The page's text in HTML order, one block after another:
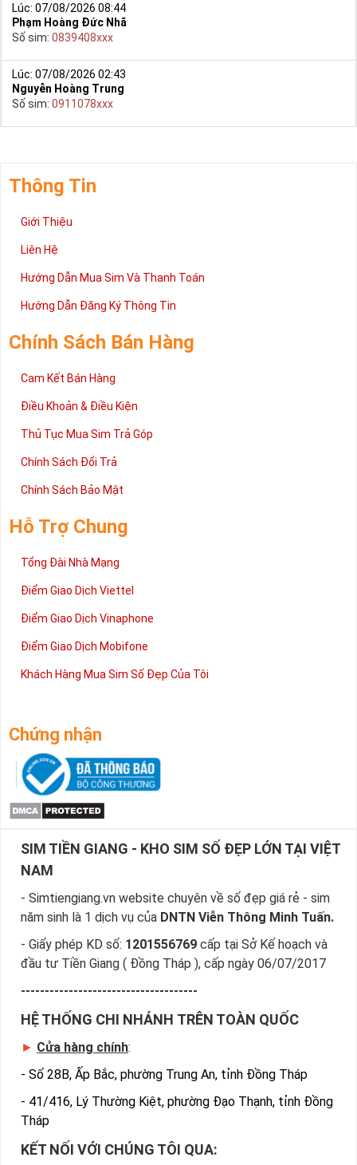
Lúc: 07/08/2026 08:44
Phạm Hoàng Đức Nhã
Số sim: 0839408xxx
Lúc: 07/08/2026 02:43
Nguyễn Hoàng Trung
Số sim: 0911078xxx
Thông Tin
Giới Thiệu
Liên Hệ
Hướng Dẫn Mua Sim Và Thanh Toán
Hướng Dẫn Đăng Ký Thông Tin
Chính Sách Bán Hàng
Cam Kết Bán Hàng
Điều Khoản & Điều Kiện
Thủ Tục Mua Sim Trả Góp
Chính Sách Đổi Trả
Chính Sách Bảo Mật
Hỗ Trợ Chung
Tổng Đài Nhà Mạng
Điểm Giao Dịch Viettel
Điểm Giao Dịch Vinaphone
Điểm Giao Dịch Mobifone
Khách Hàng Mua Sim Số Đẹp Của Tôi
Chứng nhận
SIM TIỀN GIANG - KHO SIM SỐ ĐẸP LỚN TẠI VIỆT
NAM
- Simtiengiang.vn website chuyên về số đẹp giá rẻ - sim
năm sinh là 1 dịch vụ của DNTN Viễn Thông Minh Tuấn.
- Giấy phép KD số: 1201556769 cấp tại Sở Kế hoạch và
đầu tư Tiền Giang ( Đồng Tháp ), cấp ngày 06/07/2017
-------------------------------------
HỆ THỐNG CHI NHÁNH TRÊN TOÀN QUỐC
► Cửa hàng chính:
- Số 28B, Ấp Bắc, phường Trung An, tỉnh Đồng Tháp
- 41/416, Lý Thường Kiệt, phường Đạo Thạnh, tỉnh Đồng
Tháp
KẾT NỐI VỚI CHÚNG TÔI QUA: